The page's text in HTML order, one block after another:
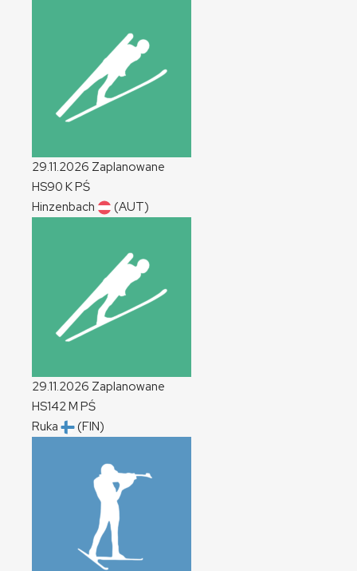
29.11.2026 Zaplanowane
HS90 KPŚ
Hinzenbach
(AUT)
29.11.2026 Zaplanowane
HS142M PŚ
Ruka
(FIN)